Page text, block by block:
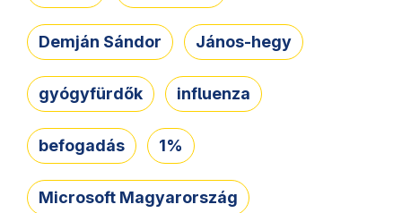
Demján Sándor János-hegy
gyógyfürdők influenza
befogadás 1%
Microsoft Magyarország